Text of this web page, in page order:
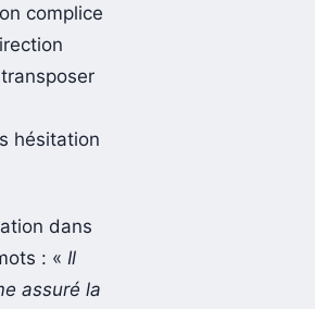
complice
hésitation
dans
: « Il
assuré la